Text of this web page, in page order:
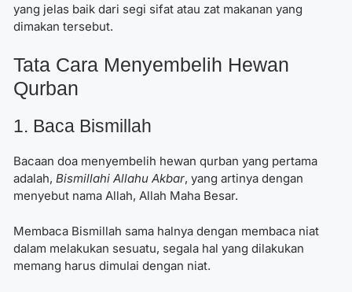
yang jelas baik dari segi sifat atau zat makanan yang
dimakan tersebut.
Tata Cara Menyembelih Hewan
Qurban
1. Baca Bismillah
Bacaan doa menyembelih hewan qurban yang pertama
adalah, Bismillahi Allahu Akbar, yang artinya dengan
menyebut nama Allah, Allah Maha Besar.
Membaca Bismillah sama halnya dengan membaca niat
dalam melakukan sesuatu, segala hal yang dilakukan
memang harus dimulai dengan niat.